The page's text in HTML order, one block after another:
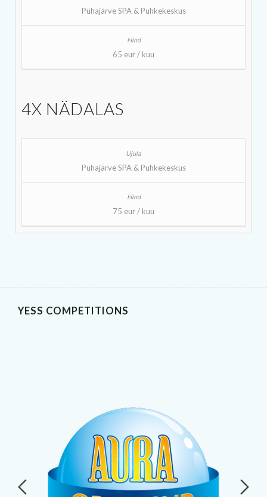
Pühajärve SPA & Puhkekeskus
65 eur / kuu
4X NÄDALAS
Pühajärve SPA & Puhkekeskus
75 eur / kuu
YESS COMPETITIONS